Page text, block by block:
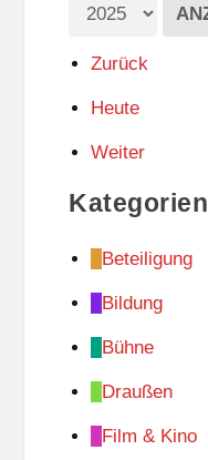
Zurück
Heute
Weiter
Kategorien
Beteiligung
Bildung
Bühne
Draußen
Film & Kino